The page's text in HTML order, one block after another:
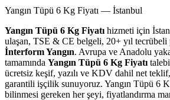
Yangın Tüpü 6 Kg Fiyatı — İstanbul
Yangın Tüpü 6 Kg Fiyatıhizmeti için
ulaşan, TSE & CE belgeli, 20+ yıl tecrübeli
İnterform Yangın. Avrupa ve Anadolu
tamamında Yangın Tüpü 6 Kg Fiyatı
ücretsiz keşif, yazılı ve KDV dahil net
garantili işçilik sunuyoruz. Yangın Tüpü 6
bilinmesi gereken her şeyi, fiyatlandırma